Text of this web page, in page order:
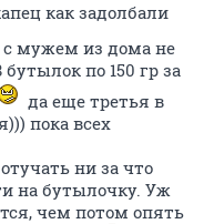
как задолбали
мужем из дома не
по 150 гр за
да еще третья в
пока всех
ни за что
на бутылочку. Уж
чем потом опять